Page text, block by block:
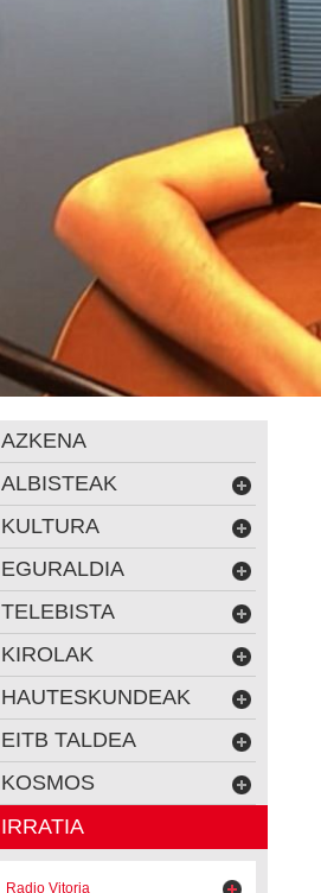
AZKENA
ALBISTEAK
KULTURA
EGURALDIA
TELEBISTA
KIROLAK
HAUTESKUNDEAK
EITB TALDEA
KOSMOS
IRRATIA
Radio Vitoria